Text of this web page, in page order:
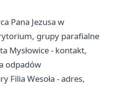
Pana Jezusa w
grupy parafialne
Mysłowice - kontakt,
odpadów
Filia Wesoła - adres,